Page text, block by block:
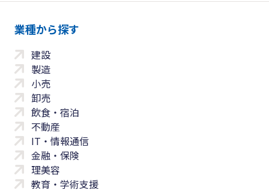
業種から探す
建設
製造
小売
卸売
飲食・宿泊
不動産
IT・情報通信
金融・保険
理美容
教育・学術支援